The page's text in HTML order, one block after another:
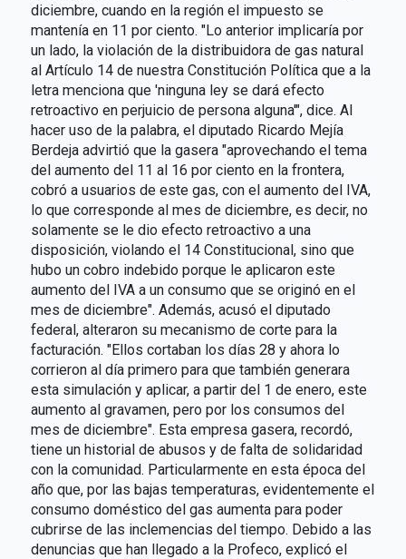
diciembre, cuando en la región el impuesto se
mantenía en 11 por ciento. "Lo anterior implicaría por
un lado, la violación de la distribuidora de gas natural
al Artículo 14 de nuestra Constitución Política que a la
letra menciona que 'ninguna ley se dará efecto
retroactivo en perjuicio de persona alguna'", dice. Al
hacer uso de la palabra, el diputado Ricardo Mejía
Berdeja advirtió que la gasera "aprovechando el tema
del aumento del 11 al 16 por ciento en la frontera,
cobró a usuarios de este gas, con el aumento del IVA,
lo que corresponde al mes de diciembre, es decir, no
solamente se le dio efecto retroactivo a una
disposición, violando el 14 Constitucional, sino que
hubo un cobro indebido porque le aplicaron este
aumento del IVA a un consumo que se originó en el
mes de diciembre". Además, acusó el diputado
federal, alteraron su mecanismo de corte para la
facturación. "Ellos cortaban los días 28 y ahora lo
corrieron al día primero para que también generara
esta simulación y aplicar, a partir del 1 de enero, este
aumento al gravamen, pero por los consumos del
mes de diciembre". Esta empresa gasera, recordó,
tiene un historial de abusos y de falta de solidaridad
con la comunidad. Particularmente en esta época del
año que, por las bajas temperaturas, evidentemente el
consumo doméstico del gas aumenta para poder
cubrirse de las inclemencias del tiempo. Debido a las
denuncias que han llegado a la Profeco, explicó el